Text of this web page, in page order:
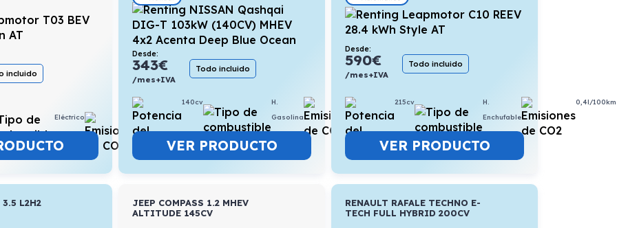
incluido
Eléctrico 16,3kWh/100km
Desde:
343€
/mes+IVA
Todo incluido
140cv
H.
Gasolina
6,3l/100km
VER PRODUCTO
Desde:
590€
/mes+IVA
Todo incluido
215cv
H.
Enchufable
0,4l/100km
VER PRODUCTO
3.5 L2H2
JEEP COMPASS 1.2 MHEV
ALTITUDE 145CV
RENAULT RAFALE TECHNO E-
TECH FULL HYBRID 200CV